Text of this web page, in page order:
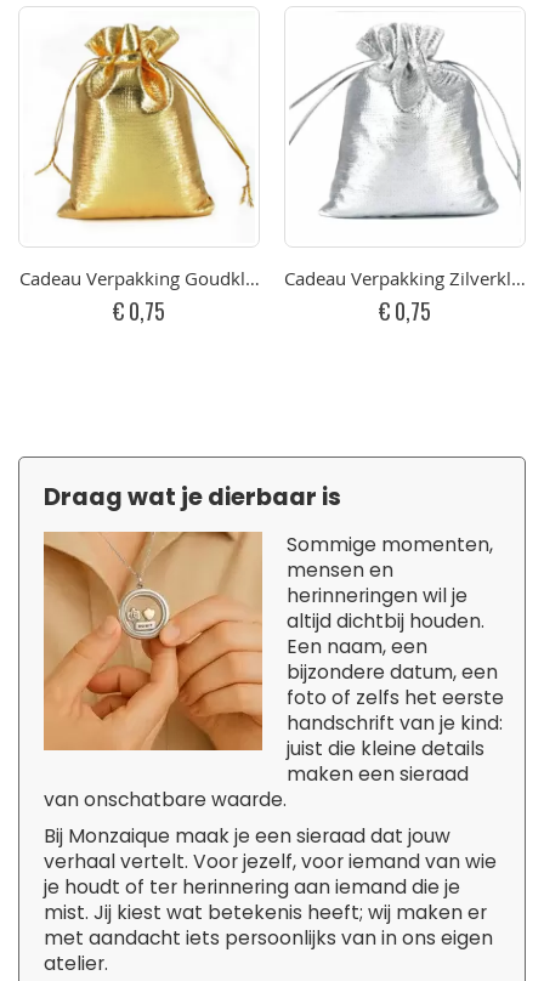
Cadeau Verpakking Goudkleurig
€ 0,75
Cadeau Verpakking
€ 0,75
Draag wat je dierbaar is
Sommige momenten,
mensen en
herinneringen wil je
altijd dichtbij houden.
Een naam, een
bijzondere datum, een
foto of zelfs het eerste
handschrift van je kind:
juist die kleine details
maken een sieraad
van onschatbare waarde.
Bij Monzaique maak je een sieraad dat jouw
verhaal vertelt. Voor jezelf, voor iemand van wie
je houdt of ter herinnering aan iemand die je
mist. Jij kiest wat betekenis heeft; wij maken er
met aandacht iets persoonlijks van in ons eigen
atelier.